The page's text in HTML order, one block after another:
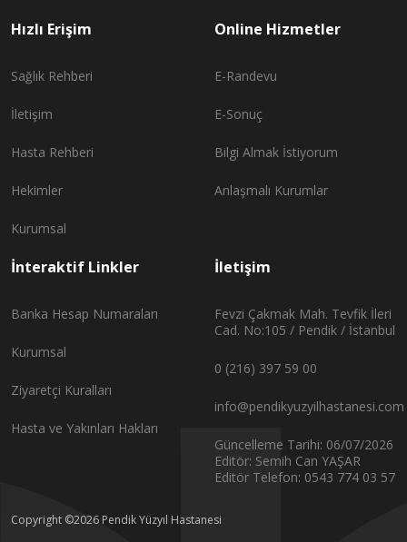
Hızlı Erişim
Sağlık Rehberi
İletişim
Hasta Rehberi
Hekimler
Kurumsal
Online Hizmetler
E-Randevu
E-Sonuç
Bilgi Almak İstiyorum
Anlaşmalı Kurumlar
İnteraktif Linkler
Banka Hesap Numaraları
Kurumsal
Ziyaretçi Kuralları
Hasta ve Yakınları Hakları
İletişim
Fevzi Çakmak Mah. Tevfik İleri
Cad. No:105 / Pendik / İstanbul
0 (216) 397 59 00
info@pendikyuzyilhastanesi.com
Güncelleme Tarihi: 06/07/2026
Editör: Semih Can YAŞAR
Editör Telefon: 0543 774 03 57
Copyright ©2026 Pendik Yüzyıl Hastanesi